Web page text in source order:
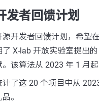
发者回馈计划
开发者回馈计划，希望
X-lab 开放实验室提出
该算法从 2023 年 1 月
了这 20 个项目中从
。